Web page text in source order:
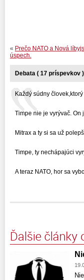
« Prečo NATO a Nová
úspech.
Debata ( 17 príspevkov )
Každý súdny človek,ktorý
Timpe nie je vyrývač. On
Mitrax a ty si sa už
Timpe, ty nechápajúci
A teraz NATO, hor sa
Ďalšie články